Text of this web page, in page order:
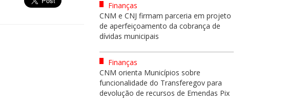
Finanças
CNM e CNJ firmam parceria em projeto
de aperfeiçoamento da cobrança de
dívidas municipais
Finanças
CNM orienta Municípios sobre
funcionalidade do Transferegov para
devolução de recursos de Emendas Pix